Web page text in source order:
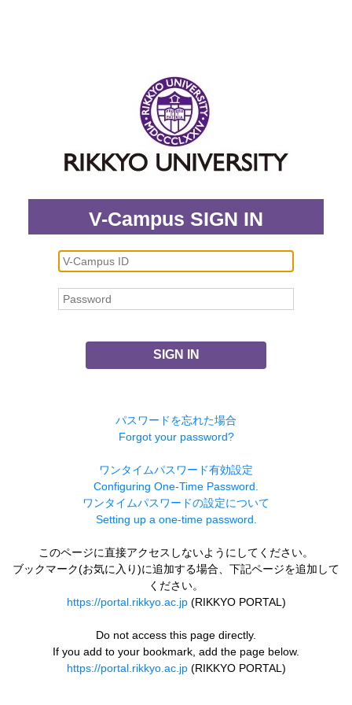
V-Campus SIGN IN
SIGN IN
パスワードを忘れた場合
Forgot your password?
ワンタイムパスワード有効設定
Configuring One-Time Password.
ワンタイムパスワードの設定について
Setting up a one-time password.
このページに直接アクセスしないようにしてください。
ブックマーク(お気に入り)に追加する場合、下記ページを追加して
ください。
https://portal.rikkyo.ac.jp(RIKKYO PORTAL)
Do not access this page directly.
If you add to your bookmark, add the page below.
https://portal.rikkyo.ac.jp(RIKKYO PORTAL)